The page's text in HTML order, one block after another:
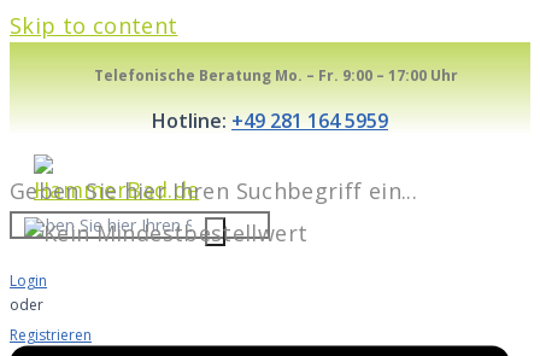
Skip to content
Telefonische Beratung Mo. – Fr. 9:00 – 17:00 Uhr
Hotline:+49 281 164 5959
Geben Sie hier Ihren Suchbegriff ein...
Login
oder
Registrieren